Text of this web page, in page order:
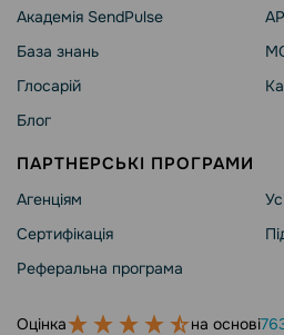
Академія SendPulse
База знань
Глосарій
Блог
ПАРТНЕРСЬКІ ПРОГРАМИ
Агенціям
Сертифікація
Реферальна програма
Оцінка на основі